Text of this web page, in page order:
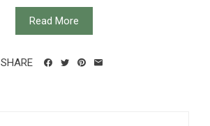
Read More
SHARE